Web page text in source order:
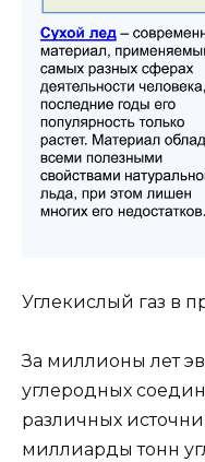
Углекислый газ в
За миллионы лет
углеродных
различных
миллиарды тонн